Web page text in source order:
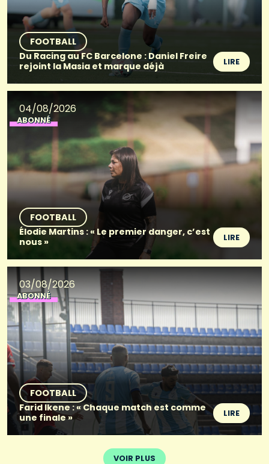
FOOTBALL
Du Racing au FC Barcelone : Daniel Freire
rejoint la Masia et marque déjà
LIRE
04/08/2026
ABONNÉ
FOOTBALL
Élodie Martins : « Le premier danger, c’est
nous »
LIRE
03/08/2026
ABONNÉ
FOOTBALL
Farid Ikene : « Chaque match est comme
une finale »
LIRE
VOIR PLUS